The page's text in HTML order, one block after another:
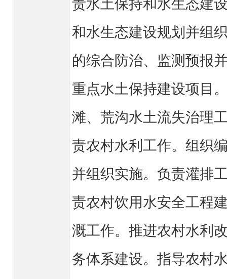
责水土保持和水生态建
和水生态建设规划并组
的综合防治、监测预报
重点水土保持建设项目
滩、荒沟水土流失治
责农村水利工作。组织
并组织实施。负责灌排
责农村饮用水安全工程
溉工作。推进农村水利
务体系建设。指导农村